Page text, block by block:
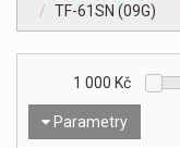
TF-61SN (09G)
Parametry
1 000 Kč